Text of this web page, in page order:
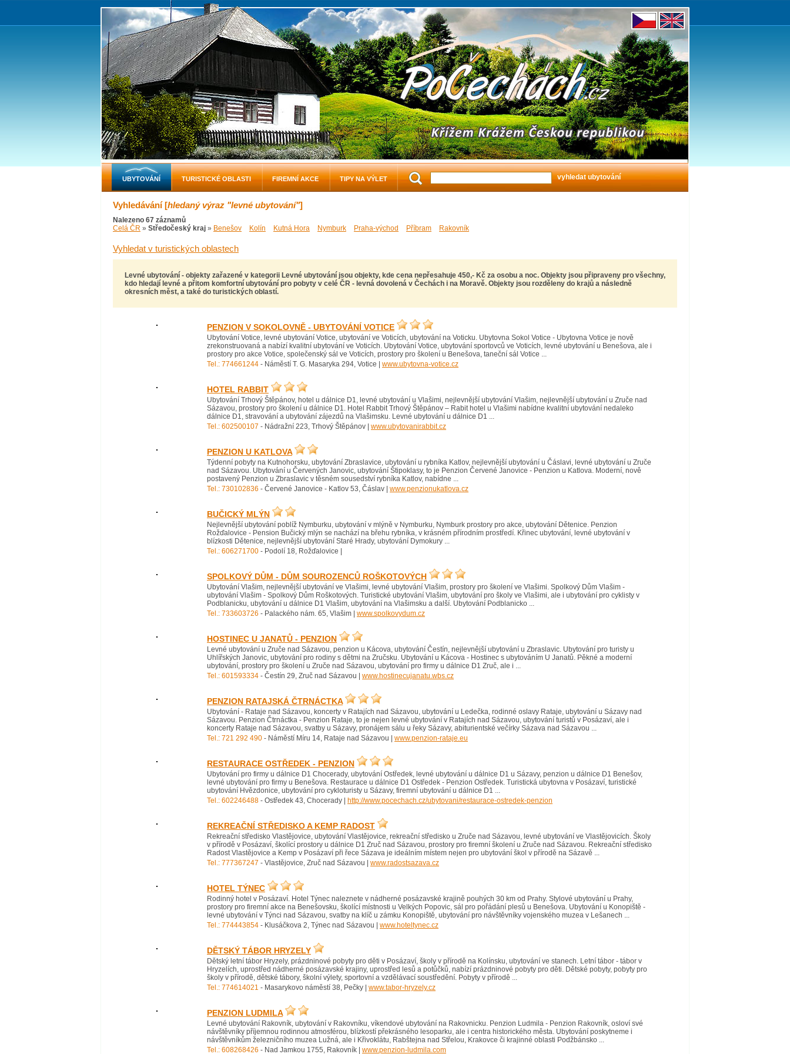
Vyhledávání [hledaný výraz "levné ubytování"]
Nalezeno 67 záznamů
Celá ČR » Středočeský kraj » Benešov Kolín Kutná Hora Nymburk Praha-východ Příbram Rakovník
Vyhledat v turistických oblastech
Levné ubytování - objekty zařazené v kategorii Levné ubytování jsou objekty, kde cena nepřesahuje 450,- Kč za osobu a noc. Objekty jsou připraveny pro všechny,
kdo hledají levné a přitom komfortní ubytování pro pobyty v celé ČR - levná dovolená v Čechách i na Moravě. Objekty jsou rozděleny do krajů a následně
okresních měst, a také do turistických oblastí.
PENZION V SOKOLOVNĚ - UBYTOVÁNÍ VOTICE
Ubytování Votice, levné ubytování Votice, ubytování ve Voticích, ubytování na Voticku. Ubytovna Sokol Votice - Ubytovna Votice je nově
zrekonstruovaná a nabízí kvalitní ubytování ve Voticích. Ubytování Votice, ubytování sportovců ve Voticích, levné ubytování u Benešova, ale i
prostory pro akce Votice, společenský sál ve Voticích, prostory pro školení u Benešova, taneční sál Votice ...
Tel.: 774661244 - Náměstí T. G. Masaryka 294, Votice | www.ubytovna-votice.cz
HOTEL RABBIT
Ubytování Trhový Štěpánov, hotel u dálnice D1, levné ubytování u Vlašimi, nejlevnější ubytování Vlašim, nejlevnější ubytování u Zruče nad
Sázavou, prostory pro školení u dálnice D1. Hotel Rabbit Trhový Štěpánov – Rabit hotel u Vlašimi nabídne kvalitní ubytování nedaleko
dálnice D1, stravování a ubytování zájezdů na Vlašimsku. Levné ubytování u dálnice D1 ...
Tel.: 602500107 - Nádražní 223, Trhový Štěpánov | www.ubytovanirabbit.cz
PENZION U KATLOVA
Týdenní pobyty na Kutnohorsku, ubytování Zbraslavice, ubytování u rybníka Katlov, nejlevnější ubytování u Čáslavi, levné ubytování u Zruče
nad Sázavou. Ubytování u Červených Janovic, ubytování Štipoklasy, to je Penzion Červené Janovice - Penzion u Katlova. Moderní, nově
postavený Penzion u Zbraslavic v těsném sousedství rybníka Katlov, nabídne ...
Tel.: 730102836 - Červené Janovice - Katlov 53, Čáslav | www.penzionukatlova.cz
BUČICKÝ MLÝN
Nejlevnější ubytování poblíž Nymburku, ubytování v mlýně v Nymburku, Nymburk prostory pro akce, ubytování Dětenice. Penzion
Rožďalovice - Pension Bučický mlýn se nachází na břehu rybníka, v krásném přírodním prostředí. Křinec ubytování, levné ubytování v
blízkosti Dětenice, nejlevnější ubytování Staré Hrady, ubytování Dymokury ...
Tel.: 606271700 - Podolí 18, Rožďalovice |
SPOLKOVÝ DŮM - DŮM SOUROZENCŮ ROŠKOTOVÝCH
Ubytování Vlašim, nejlevnější ubytování ve Vlašimi, levné ubytování Vlašim, prostory pro školení ve Vlašimi. Spolkový Dům Vlašim -
ubytování Vlašim - Spolkový Dům Roškotových. Turistické ubytování Vlašim, ubytování pro školy ve Vlašimi, ale i ubytování pro cyklisty v
Podblanicku, ubytování u dálnice D1 Vlašim, ubytování na Vlašimsku a další. Ubytování Podblanicko ...
Tel.: 733603726 - Palackého nám. 65, Vlašim | www.spolkovydum.cz
HOSTINEC U JANATŮ - PENZION
Levné ubytování u Zruče nad Sázavou, penzion u Kácova, ubytování Čestín, nejlevnější ubytování u Zbraslavic. Ubytování pro turisty u
Uhlířských Janovic, ubytování pro rodiny s dětmi na Zručsku. Ubytování u Kácova - Hostinec s ubytováním U Janatů. Pěkné a moderní
ubytování, prostory pro školení u Zruče nad Sázavou, ubytování pro firmy u dálnice D1 Zruč, ale i ...
Tel.: 601593334 - Čestín 29, Zruč nad Sázavou | www.hostinecujanatu.wbs.cz
PENZION RATAJSKÁ ČTRNÁCTKA
Ubytování - Rataje nad Sázavou, koncerty v Ratajích nad Sázavou, ubytování u Ledečka, rodinné oslavy Rataje, ubytování u Sázavy nad
Sázavou. Penzion Čtrnáctka - Penzion Rataje, to je nejen levné ubytování v Ratajích nad Sázavou, ubytování turistů v Posázaví, ale i
koncerty Rataje nad Sázavou, svatby u Sázavy, pronájem sálu u řeky Sázavy, abiturientské večírky Sázava nad Sázavou ...
Tel.: 721 292 490 - Náměstí Míru 14, Rataje nad Sázavou | www.penzion-rataje.eu
RESTAURACE OSTŘEDEK - PENZION
Ubytování pro firmy u dálnice D1 Chocerady, ubytování Ostředek, levné ubytování u dálnice D1 u Sázavy, penzion u dálnice D1 Benešov,
levné ubytování pro firmy u Benešova. Restaurace u dálnice D1 Ostředek - Penzion Ostředek. Turistická ubytovna v Posázaví, turistické
ubytování Hvězdonice, ubytování pro cykloturisty u Sázavy, firemní ubytování u dálnice D1 ...
Tel.: 602246488 - Ostředek 43, Chocerady | http://www.pocechach.cz/ubytovani/restaurace-ostredek-penzion
REKREAČNÍ STŘEDISKO A KEMP RADOST
Rekreační středisko Vlastějovice, ubytování Vlastějovice, rekreační středisko u Zruče nad Sázavou, levné ubytování ve Vlastějovicích. Školy
v přírodě v Posázaví, školící prostory u dálnice D1 Zruč nad Sázavou, prostory pro firemní školení u Zruče nad Sázavou. Rekreační středisko
Radost Vlastějovice a Kemp v Posázaví při řece Sázava je ideálním místem nejen pro ubytování škol v přírodě na Sázavě ...
Tel.: 777367247 - Vlastějovice, Zruč nad Sázavou | www.radostsazava.cz
HOTEL TÝNEC
Rodinný hotel v Posázaví. Hotel Týnec naleznete v nádherné posázavské krajině pouhých 30 km od Prahy. Stylové ubytování u Prahy,
prostory pro firemní akce na Benešovsku, školící místnosti u Velkých Popovic, sál pro pořádání plesů u Benešova. Ubytování u Konopiště -
levné ubytování v Týnci nad Sázavou, svatby na klíč u zámku Konopiště, ubytování pro návštěvníky vojenského muzea v Lešanech ...
Tel.: 774443854 - Klusáčkova 2, Týnec nad Sázavou | www.hoteltynec.cz
DĚTSKÝ TÁBOR HRYZELY
Dětský letní tábor Hryzely, prázdninové pobyty pro děti v Posázaví, školy v přírodě na Kolínsku, ubytování ve stanech. Letní tábor - tábor v
Hryzelích, uprostřed nádherné posázavské krajiny, uprostřed lesů a potůčků, nabízí prázdninové pobyty pro děti. Dětské pobyty, pobyty pro
školy v přírodě, dětské tábory, školní výlety, sportovní a vzdělávací soustředění. Pobyty v přírodě ...
Tel.: 774614021 - Masarykovo náměstí 38, Pečky | www.tabor-hryzely.cz
PENZION LUDMILA
Levné ubytování Rakovník, ubytování v Rakovníku, víkendové ubytování na Rakovnicku. Penzion Ludmila - Penzion Rakovník, osloví své
návštěvníky příjemnou rodinnou atmosférou, blízkostí překrásného lesoparku, ale i centra historického města. Ubytování poskytneme i
návštěvníkům železničního muzea Lužná, ale i Křivoklátu, Rabštejna nad Střelou, Krakovce či krajinné oblasti Podžbánsko ...
Tel.: 608268426 - Nad Jamkou 1755, Rakovník | www.penzion-ludmila.com
UBYTOVÁNÍ TURISTICKÉ OBLASTI FIREMNÍ AKCE TIPY NA VÝLET